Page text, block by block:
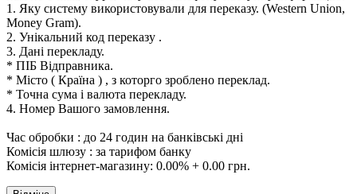
1. Яку систему використовували для переказу. (Western Union,
Money Gram).
2. Унікальний код переказу .
3. Дані перекладу.
* ПІБ Відправника.
* Місто ( Країна ) , з которго зроблено переклад.
* Точна сума і валюта перекладу.
4. Номер Вашого замовлення.
Час обробки : до 24 годин на банківські дні
Комісія шлюзу : за тарифом банку
Комісія інтернет-магазину: 0.00% + 0.00 грн.